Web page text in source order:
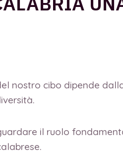
nostro cibo dipende
il ruolo